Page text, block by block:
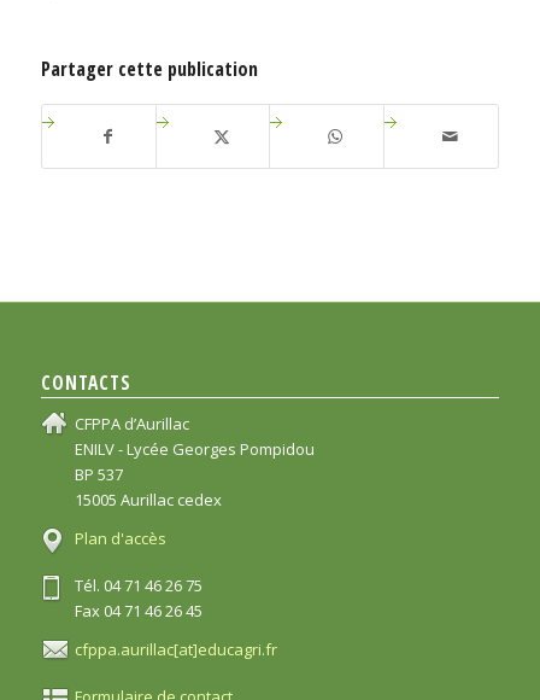
Partager cette publication
CONTACTS
CFPPA d’Aurillac
ENILV - Lycée Georges Pompidou
BP 537
15005 Aurillac cedex
Plan d'accès
Tél. 04 71 46 26 75
Fax 04 71 46 26 45
cfppa.aurillac[at]educagri.fr